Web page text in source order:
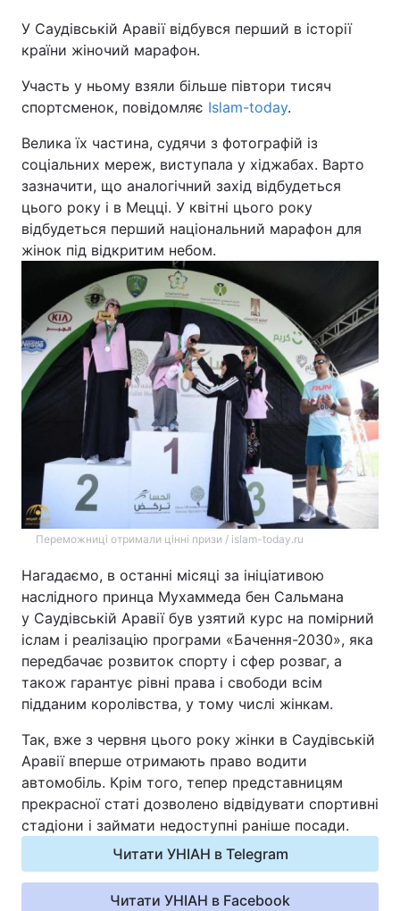
Дніпро
Одеса
Спорт Наука
Техно і зв'язок Лайт
Зброя Інциденти
Здоров'я Туризм
Цікавинки Погода
Відео з Youtube Статті
Думки
Архів Вакансії
Контакти
ПОСЛУГИ
Реклама на сайті Фотобанк
Моніторинг Пресцентр
У Саудівській Аравії відбувся перший в історії
країни жіночий марафон.
Участь у ньому взяли більше півтори тисяч
спортсменок, повідомляє Islam-today.
Велика їх частина, судячи з фотографій із
соціальних мереж, виступала у хіджабах. Варто
зазначити, що аналогічний захід відбудеться
цього року і в Мецці. У квітні цього року
відбудеться перший національний марафон для
жінок під відкритим небом.
Переможниці отримали цінні призи / islam-today.ru
Нагадаємо, в останні місяці за ініціативою
наслідного принца Мухаммеда бен Сальмана
у Саудівській Аравії був узятий курс на помірний
іслам і реалізацію програми «Бачення-2030», яка
передбачає розвиток спорту і сфер розваг, а
також гарантує рівні права і свободи всім
підданим королівства, у тому числі жінкам.
Так, вже з червня цього року жінки в Саудівській
Аравії вперше отримають право водити
автомобіль. Крім того, тепер представницям
прекрасної статі дозволено відвідувати спортивні
стадіони і займати недоступні раніше посади.
Читати УНІАН в Telegram
Читати УНІАН в Facebook